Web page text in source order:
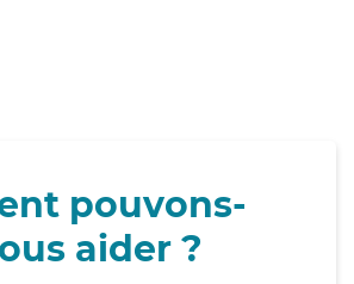
pouvons-
aider ?